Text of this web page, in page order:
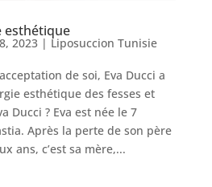
esthétique
2023| Liposuccion Tunisie
de soi, Eva Ducci a
esthétique des fesses et
Ducci ? Eva est née le 7
Après la perte de son père
ans, c’est sa mère,...